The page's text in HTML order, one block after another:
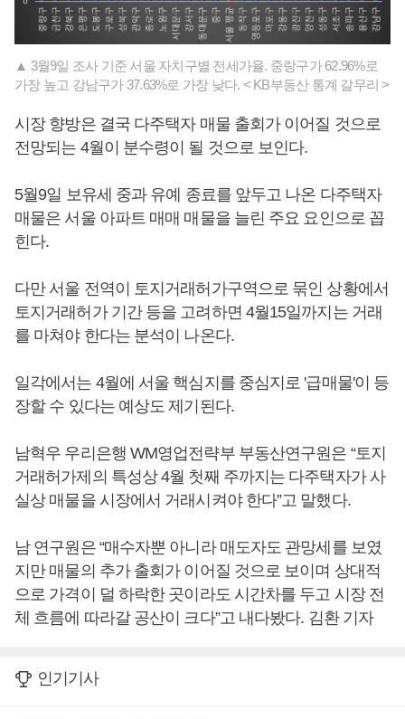
▲ 3월9일 조사 기준 서울 자치구별 전세가율. 중랑구가 62.96%로
가장 높고 강남구가 37.63%로 가장 낮다. < KB부동산 통계 갈무리 >
시장 향방은 결국 다주택자 매물 출회가 이어질 것으로
전망되는 4월이 분수령이 될 것으로 보인다.
5월9일 보유세 중과 유예 종료를 앞두고 나온 다주택자
매물은 서울 아파트 매매 매물을 늘린 주요 요인으로 꼽
힌다.
다만 서울 전역이 토지거래허가구역으로 묶인 상황에서
토지거래허가 기간 등을 고려하면 4월15일까지는 거래
를 마쳐야 한다는 분석이 나온다.
일각에서는 4월에 서울 핵심지를 중심지로 '급매물'이 등
장할 수 있다는 예상도 제기된다.
남혁우 우리은행 WM영업전략부 부동산연구원은 “토지
거래허가제의 특성상 4월 첫째 주까지는 다주택자가 사
실상 매물을 시장에서 거래시켜야 한다”고 말했다.
남 연구원은 “매수자뿐 아니라 매도자도 관망세를 보였
지만 매물의 추가 출회가 이어질 것으로 보이며 상대적
으로 가격이 덜 하락한 곳이라도 시간차를 두고 시장 전
체 흐름에 따라갈 공산이 크다”고 내다봤다. 김환 기자
인기기사